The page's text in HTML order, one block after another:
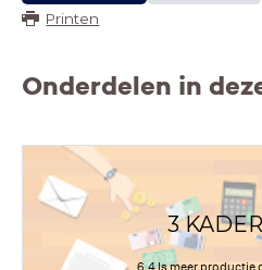
Printen
Onderdelen in
3 KADER
6.4 Is meer productie